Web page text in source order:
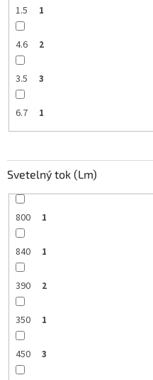
1.5 1
4.6 2
3.5 3
6.7 1
Svetelný tok (Lm)
800 1
840 1
390 2
350 1
450 3